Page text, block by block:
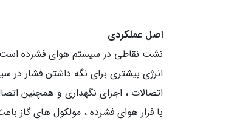
اصل عملکردی
نشت نقاطی در سیستم هوای فشرده است
انرژی بیشتری برای نگه داشتن فشار در
اتصالات ، اجزای نگهداری و همچنین
با فرار هوای فشرده ، مولکول های گاز